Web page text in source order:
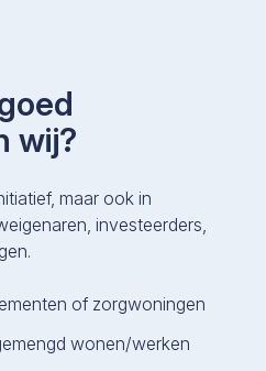
wij?
maar ook in
investeerders,
of zorgwoningen
wonen/werken